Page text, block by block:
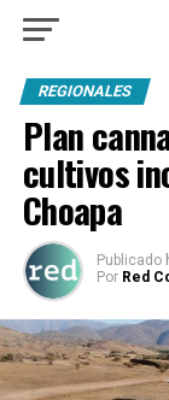
REGIONALES
Plan
cultivos
Choapa
Publicado
Por Red